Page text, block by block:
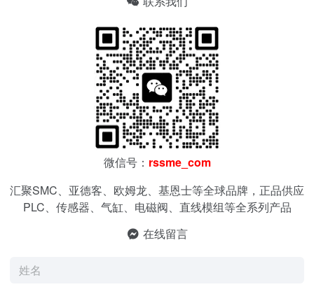
微信号： rssme_com
汇聚SMC、亚德客、欧姆龙、基恩士等全球品牌，正品供应
PLC、传感器、气缸、电磁阀、直线模组等全系列产品
在线留言